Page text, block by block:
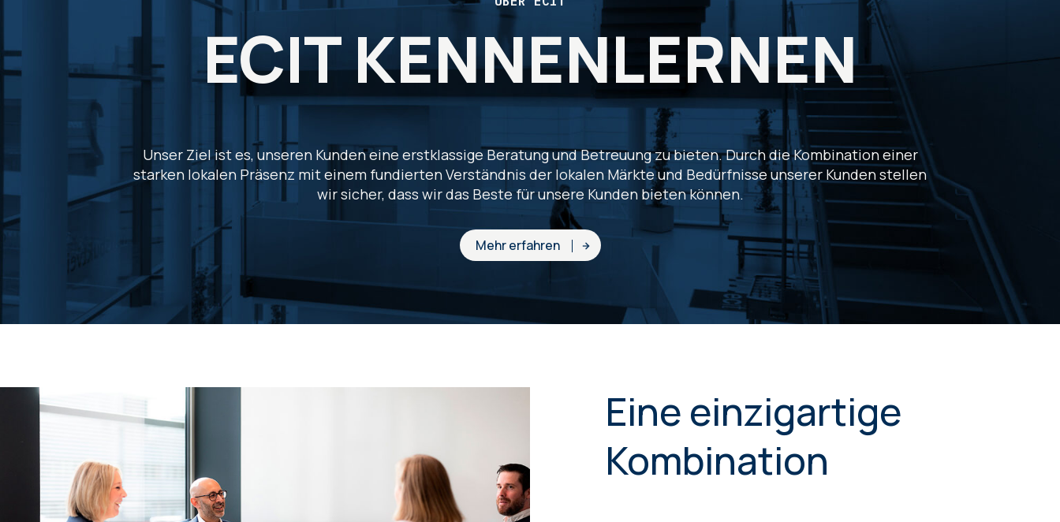
ECIT KENNENLERNEN
Unser Ziel ist es, unseren Kunden eine erstklassige Beratung und Betreuung zu bieten. Durch die Kombination einer
starken lokalen Präsenz mit einem fundierten Verständnis der lokalen Märkte und Bedürfnisse unserer Kunden stellen
wir sicher, dass wir das Beste für unsere Kunden bieten können.
Mehr erfahren
Eine einzigartige
Kombination